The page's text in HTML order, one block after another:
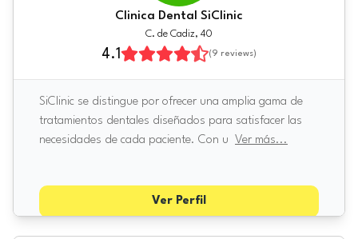
Clinica Dental SiClinic
C. de Cadiz, 40
4.1 (9 reviews)
SiClinic se distingue por ofrecer una amplia gama de
tratamientos dentales diseñados para satisfacer las
necesidades de cada paciente. Con u
Ver más...
Ver Perfil